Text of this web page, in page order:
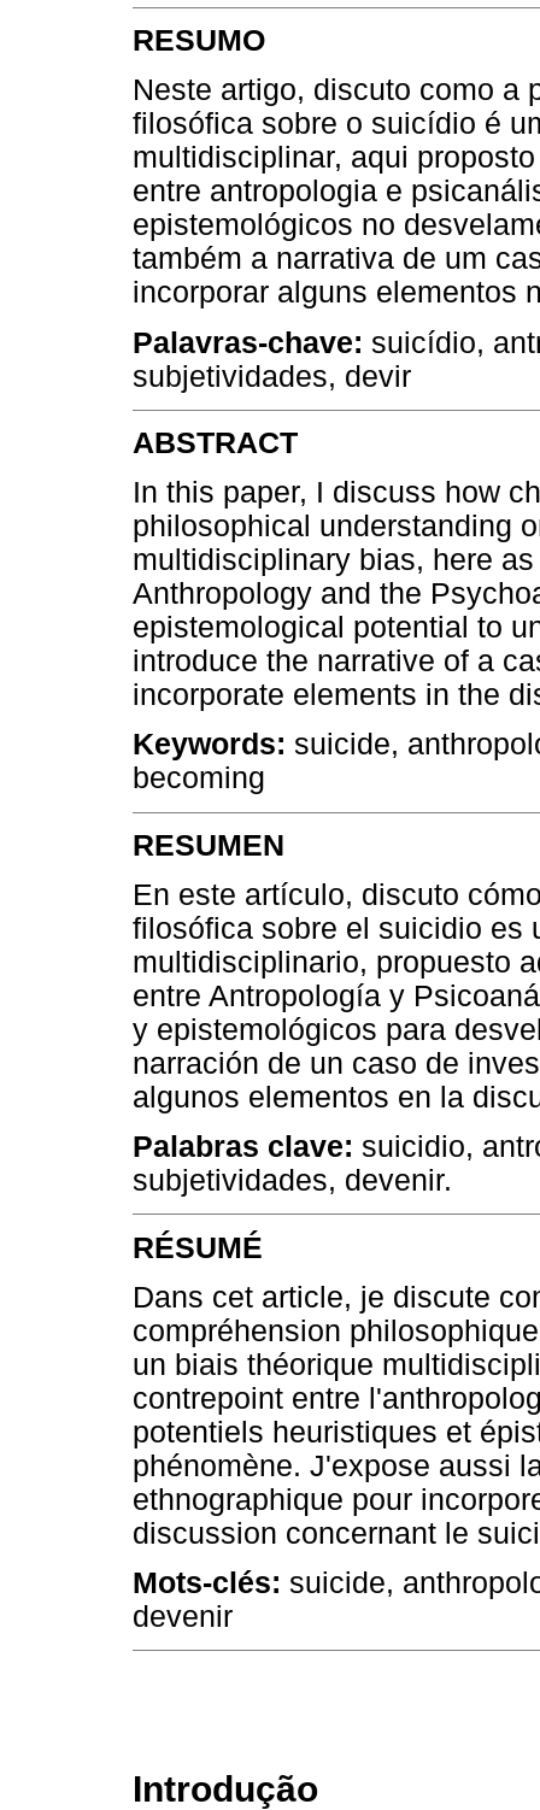
RESUMO
Neste artigo, discuto como a
filosófica sobre o suicídio é
multidisciplinar, aqui
entre antropologia e
epistemológicos no
também a narrativa de um
incorporar alguns elementos
Palavras-chave: suicídio,
subjetividades, devir
ABSTRACT
In this paper, I discuss how
philosophical understanding
multidisciplinary bias, here
Anthropology and the
epistemological potential to
introduce the narrative of a
incorporate elements in the
Keywords: suicide,
becoming
RESUMEN
En este artículo, discuto
filosófica sobre el suicidio es
multidisciplinario, propuesto
entre Antropología y
y epistemológicos para
narración de un caso de
algunos elementos en la
Palabras clave: suicidio,
subjetividades, devenir.
RÉSUMÉ
Dans cet article, je discute
compréhension
un biais théorique
contrepoint entre
potentiels heuristiques et
phénomène. J'expose aussi
ethnographique pour
discussion concernant le
Mots-clés: suicide,
devenir
Introdução